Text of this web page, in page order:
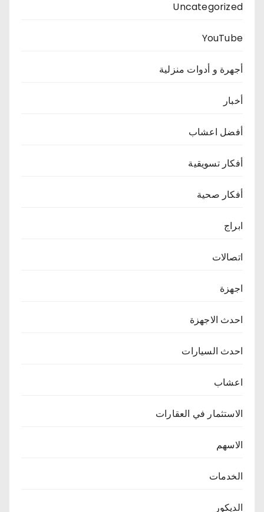
Uncategorized
YouTube
أجهرة و أدوات منزلية
أخبار
أفضل اعشاب
أفكار تسويقية
أفكار صحية
ابراج
اتصالات
اجهزة
احدث الاجهزة
احدث السيارات
اعشاب
الاستثمار في العقارات
الاسهم
الخدمات
الديكور